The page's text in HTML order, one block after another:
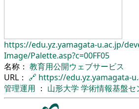
https://edu.yz.yamagata-u.ac.jp/
Image/Palette.asp?c=00FF05
名称： 教育用公開ウェブサービス
URL： 🔗 https://edu.yz.yamagata-
管理運用 ： 山形大学 学術情報基盤セ